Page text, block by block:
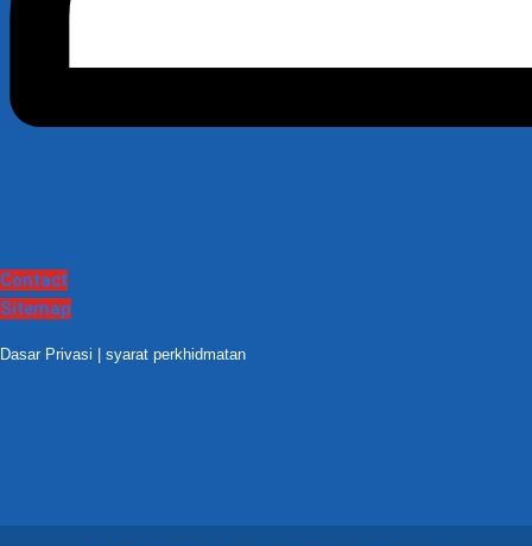
Contact
Sitemap
Dasar Privasi syarat perkhidmatan